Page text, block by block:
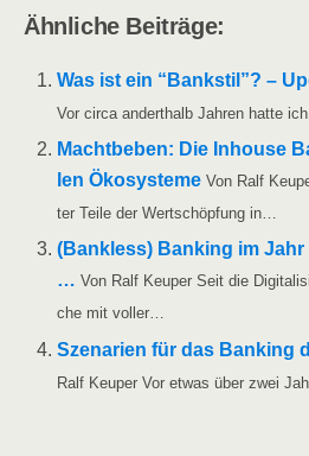
Ähn­li­che Beiträge:
Was ist ein “Bank­stil”? –
Vor cir­ca andert­halb Jah­ren hat­te
Macht­be­ben: Die Inhouse
len Öko­sys­te­me Von Ralf
ter Tei­le der Wert­schöp­fung in…
(Bank­less) Ban­king im Jahr
… Von Ralf Keu­per Seit die
che mit voller…
Sze­na­ri­en für das Ban­king
Ralf Keu­per Vor etwas über zwei